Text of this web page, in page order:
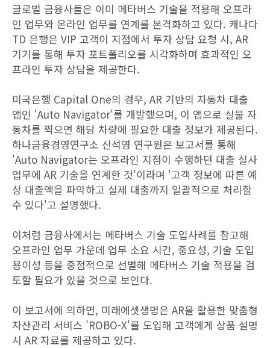
글로벌 금융사들은 이미 메타버스 기술을 적용해 오프라
인 업무와 온라인 업무를 연계를 본격화하고 있다. 캐나다
TD 은행은 VIP 고객이 지점에서 투자 상담 요청 시, AR
기기를 통해 투자 포트폴리오를 시각화하며 효과적인 오
프라인 투자 상담을 제공한다.
미국은행 Capital One의 경우, AR 기반의 자동차 대출
앱인 'Auto Navigator'를 개발했으며, 이 앱으로 실물 자
동차를 찍으면 해당 차량에 필요한 대출 정보가 제공된다.
하나금융경영연구소 신석영 연구원은 보고서를 통해
'Auto Navigator는 오프라인 지점이 수행하던 대출 실사
업무에 AR 기술을 연계한 것'이라며 '고객 정보에 따른 예
상 대출액을 파악하고 실제 대출까지 일괄적으로 처리할
수 있다'고 설명했다.
이처럼 금융사에서는 메타버스 기술 도입사례를 참고해
오프라인 업무 가운데 업무 소요 시간, 중요성, 기술 도입
용이성 등을 중점적으로 선별해 메타버스 기술 적용을 검
토할 필요가 있을 것으로 보인다.
이 보고서에 의하면, 미래에셋생명은 AR을 활용한 맞춤형
자산관리 서비스 'ROBO-X'를 도입해 고객에게 상품 설명
시 AR 자료를 제공하고 있다.